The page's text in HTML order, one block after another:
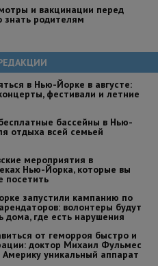
и вакцинации перед
знать родителям
в Нью-Йорке в августе:
фестивали и летние
бассейны в Нью-
отдыха всей семьей
мероприятия в
Нью-Йорка, которые вы
посетить
запустили кампанию по
волонтеры будут
дома, где есть нарушения
от геморроя быстро и
доктор Михаил Фульмес
Америку уникальный аппарат